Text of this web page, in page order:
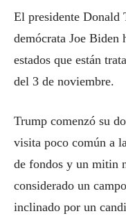
El presidente Donald
demócrata Joe Biden
estados que están
del 3 de noviembre.
Trump comenzó su
visita poco común a
de fondos y un mitin
considerado un
inclinado por un